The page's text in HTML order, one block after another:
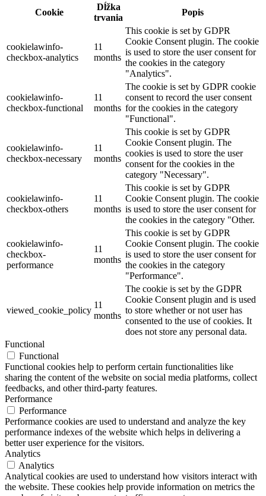
Cookie
Dĺžka
trvania
Popis
cookielawinfo-
checkbox-analytics
11
months
This cookie is set by GDPR
Cookie Consent plugin. The cookie
is used to store the user consent for
the cookies in the category
"Analytics".
cookielawinfo-
checkbox-functional
11
months
The cookie is set by GDPR cookie
consent to record the user consent
for the cookies in the category
"Functional".
cookielawinfo-
checkbox-necessary
11
months
This cookie is set by GDPR
Cookie Consent plugin. The
cookies is used to store the user
consent for the cookies in the
category "Necessary".
cookielawinfo-
checkbox-others
11
months
This cookie is set by GDPR
Cookie Consent plugin. The cookie
is used to store the user consent for
the cookies in the category "Other.
cookielawinfo-
checkbox-
performance
11
months
This cookie is set by GDPR
Cookie Consent plugin. The cookie
is used to store the user consent for
the cookies in the category
"Performance".
viewed_cookie_policy
11
months
The cookie is set by the GDPR
Cookie Consent plugin and is used
to store whether or not user has
consented to the use of cookies. It
does not store any personal data.
Functional
Functional
Functional cookies help to perform certain functionalities like
sharing the content of the website on social media platforms, collect
feedbacks, and other third-party features.
Performance
Performance
Performance cookies are used to understand and analyze the key
performance indexes of the website which helps in delivering a
better user experience for the visitors.
Analytics
Analytics
Analytical cookies are used to understand how visitors interact with
the website. These cookies help provide information on metrics the